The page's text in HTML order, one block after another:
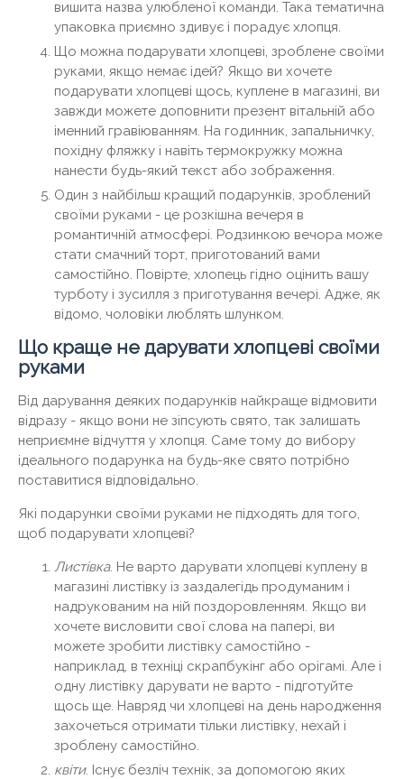
вишита назва улюбленої команди. Така тематична
упаковка приємно здивує і порадує хлопця.
Що можна подарувати хлопцеві, зроблене своїми
руками, якщо немає ідей? Якщо ви хочете
подарувати хлопцеві щось, куплене в магазині, ви
завжди можете доповнити презент вітальній або
іменний гравіюванням. На годинник, запальничку,
похідну фляжку і навіть термокружку можна
нанести будь-який текст або зображення.
Один з найбільш кращий подарунків, зроблений
своїми руками - це розкішна вечеря в
романтичній атмосфері. Родзинкою вечора може
стати смачний торт, приготований вами
самостійно. Повірте, хлопець гідно оцінить вашу
турботу і зусилля з приготування вечері. Адже, як
відомо, чоловіки люблять шлунком.
Що краще не дарувати хлопцеві своїми
руками
Від дарування деяких подарунків найкраще відмовити
відразу - якщо вони не зіпсують свято, так залишать
неприємне відчуття у хлопця. Саме тому до вибору
ідеального подарунка на будь-яке свято потрібно
поставитися відповідально.
Які подарунки своїми руками не підходять для того,
щоб подарувати хлопцеві?
Листівка. Не варто дарувати хлопцеві куплену в
магазині листівку із заздалегідь продуманим і
надрукованим на ній поздоровленням. Якщо ви
хочете висловити свої слова на папері, ви
можете зробити листівку самостійно -
наприклад, в техніці скрапбукінг або орігамі. Але і
одну листівку дарувати не варто - підготуйте
щось ще. Навряд чи хлопцеві на день народження
захочеться отримати тільки листівку, нехай і
зроблену самостійно.
квіти. Існує безліч технік, за допомогою яких